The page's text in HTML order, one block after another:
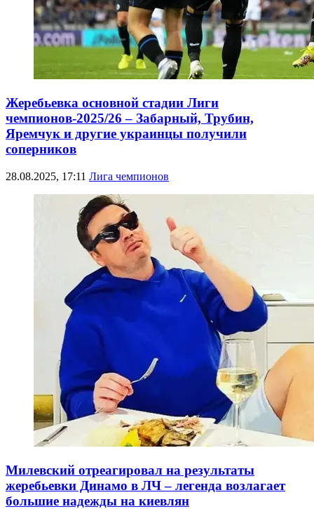
Жеребьевка основной стадии Лиги
чемпионов-2025/26 – Забарный, Трубин,
Яремчук и другие украинцы получили
соперников
28.08.2025, 17:11 Лига чемпионов
Милевский отреагировал на результаты
жеребьевки Динамо в ЛЧ – легенда возлагает
большие надежды на киевлян